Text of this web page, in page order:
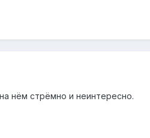
нём стрёмно и неинтересно.